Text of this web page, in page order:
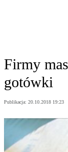
Firmy
gotówki
Publikacja: 20.10.2018 19:23